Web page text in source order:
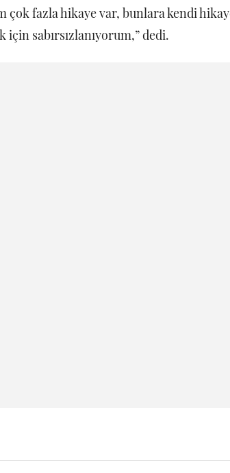
çok fazla hikaye var, bunlara kendi
için sabırsızlanıyorum,” dedi.